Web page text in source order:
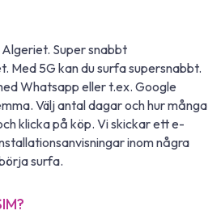
Super snabbt
Med 5G kan du surfa supersnabbt.
Whatsapp eller t.ex. Google
Välj antal dagar och hur många
klicka på köp. Vi skickar ett e-
inom några
surfa.